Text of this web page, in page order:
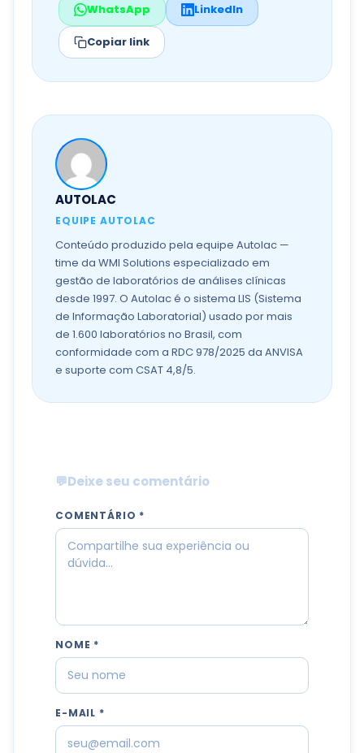
WhatsApp
LinkedIn
Copiar link
AUTOLAC
EQUIPE AUTOLAC
Conteúdo produzido pela equipe Autolac —
time da WMI Solutions especializado em
gestão de laboratórios de análises clínicas
desde 1997. O Autolac é o sistema LIS (Sistema
de Informação Laboratorial) usado por mais
de 1.600 laboratórios no Brasil, com
conformidade com a RDC 978/2025 da ANVISA
e suporte com CSAT 4,8/5.
💬Deixe seu comentário
COMENTÁRIO *
NOME *
E-MAIL *